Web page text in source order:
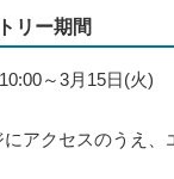
リー期間
～3月15日(火)
にアクセスのうえ、